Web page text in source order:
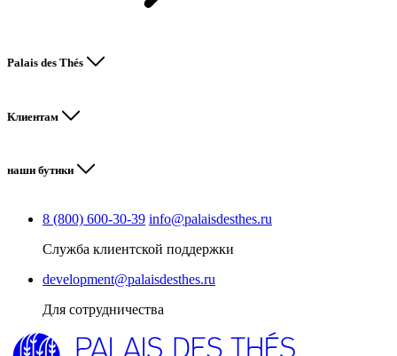
Palais des Thés
Клиентам
наши бутики
8 (800) 600-30-39 info@palaisdesthes.ru
Служба клиентской поддержки
development@palaisdesthes.ru
Для сотрудничества